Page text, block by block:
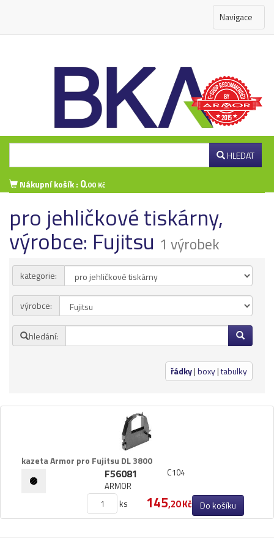
Navigace
HLEDAT
Nákupní košík : 0,00 Kč
Přihlášení zákazníka
Přihlásit se
Nová registrace Ztráta hesla
Náplně
pro inkoustové tiskárny
pro kopírovací stroje
Ostatní
pro jehličkové tiskárny,
výrobce: Fujitsu 1 výrobek
kategorie:
výrobce:
hledání:
řádky|boxy|tabulky
kazeta Armor pro Fujitsu DL 3800
F56081
ARMOR
C104
ks 145,20 Kč Do košíku